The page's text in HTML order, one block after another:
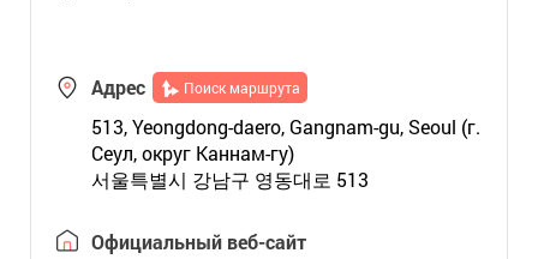
Адрес Поиск маршрута
513, Yeongdong-daero, Gangnam-gu, Seoul (г.
Сеул, округ Каннам-гу)
서울특별시 강남구 영동대로 513
Официальный веб-сайт